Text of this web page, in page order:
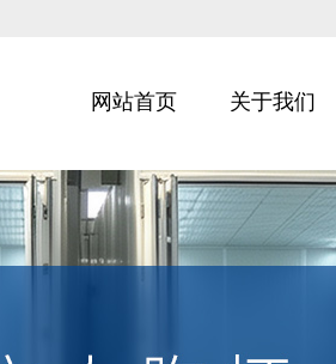
网站首页 关于我们